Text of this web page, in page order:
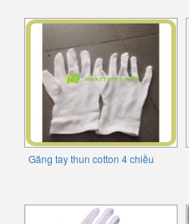
Găng tay thun cotton 4 chiều